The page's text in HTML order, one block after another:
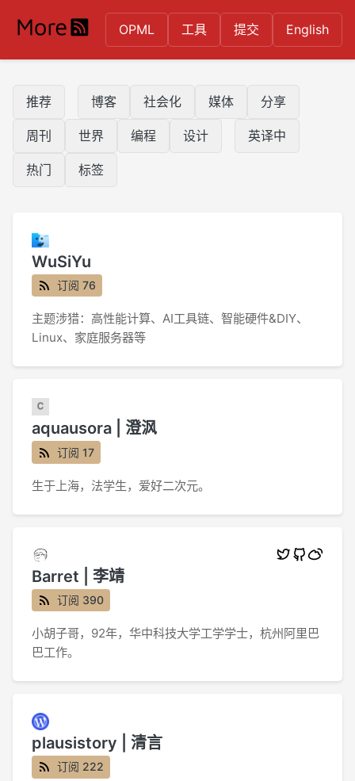
OPML 工具 提交 English
推荐 博客 社会化 媒体 分享
周刊 世界 编程 设计 英译中
热门 标签
WuSiYu
订阅 76
主题涉猎：高性能计算、AI工具链、智能硬件&DIY、
Linux、家庭服务器等
aquausora | 澄沨
订阅 17
生于上海，法学生，爱好二次元。
Barret | 李靖
订阅 390
小胡子哥，92年，华中科技大学工学学士，杭州阿里巴
巴工作。
plausistory | 清言
订阅 222